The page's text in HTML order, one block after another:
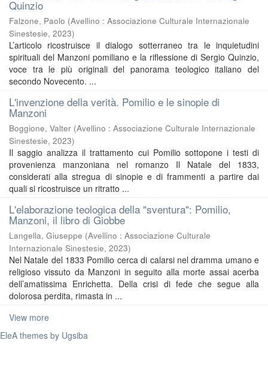
Quinzio
Falzone, Paolo (Avellino : Associazione Culturale Internazionale
Sinestesie, 2023)
L’articolo ricostruisce il dialogo sotterraneo tra le inquietudini
spirituali del Manzoni pomiliano e la riflessione di Sergio Quinzio,
voce tra le più originali del panorama teologico italiano del
secondo Novecento. ...
L'invenzione della verità. Pomilio e le sinopie di
Manzoni
Boggione, Valter (Avellino : Associazione Culturale Internazionale
Sinestesie, 2023)
Il saggio analizza il trattamento cui Pomilio sottopone i testi di
provenienza manzoniana nel romanzo Il Natale del 1833,
considerati alla stregua di sinopie e di frammenti a partire dai
quali si ricostruisce un ritratto ...
L'elaborazione teologica della "sventura": Pomilio,
Manzoni, il libro di Giobbe
Langella, Giuseppe (Avellino : Associazione Culturale
Internazionale Sinestesie, 2023)
Nel Natale del 1833 Pomilio cerca di calarsi nel dramma umano e
religioso vissuto da Manzoni in seguito alla morte assai acerba
dell’amatissima Enrichetta. Della crisi di fede che segue alla
dolorosa perdita, rimasta in ...
View more
EleA themes by Ugsiba